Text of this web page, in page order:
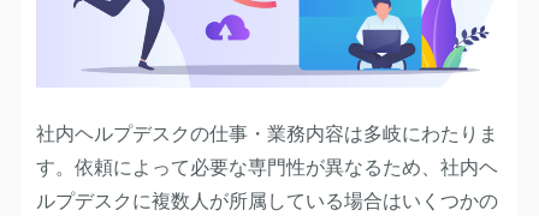
社内ヘルプデスクの仕事・業務内容は多岐にわたりま
す。依頼によって必要な専門性が異なるため、社内ヘ
ルプデスクに複数人が所属している場合はいくつかの